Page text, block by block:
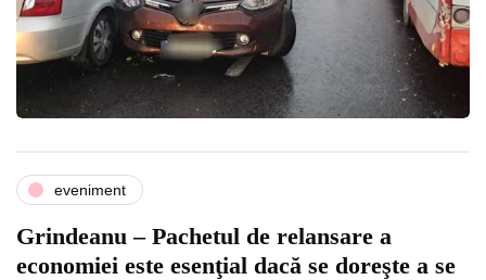
eveniment
Grindeanu – Pachetul de relansare a
economiei este esenţial dacă se doreşte a se